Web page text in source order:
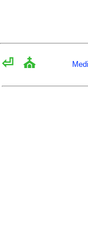
⏎ ⛪